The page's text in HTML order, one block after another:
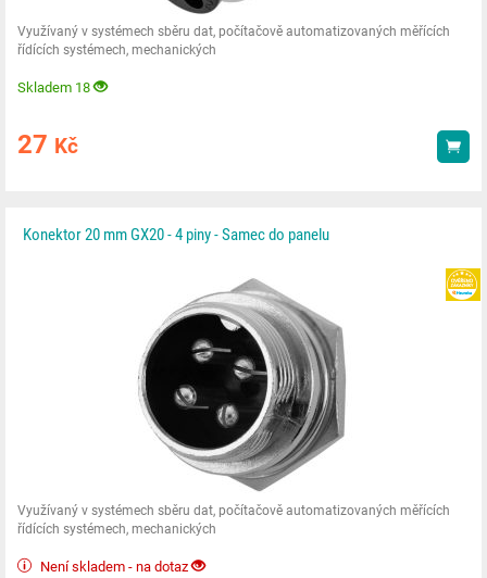
Využívaný v systémech sběru dat, počítačově automatizovaných měřících
řídících systémech, mechanických
Skladem 18
27 Kč
Konektor 20 mm GX20 - 4 piny - Samec do panelu
Využívaný v systémech sběru dat, počítačově automatizovaných měřících
řídících systémech, mechanických
Není skladem - na dotaz